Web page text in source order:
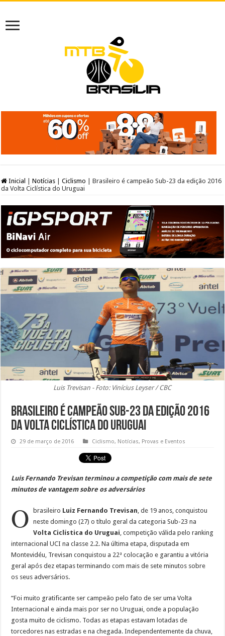
Inicial Notícias Ciclismo
Brasileiro é campeão Sub-23 da edição 2016
da Volta Ciclística do Uruguai
Luis Trevisan - Foto: Vinícius Leyser / CBC
Brasileiro é campeão Sub-23 da edição 2016
da Volta Ciclística do Uruguai
29 de março de 2016 Ciclismo, Notícias, Provas e Eventos
Luis Fernando Trevisan terminou a competição com mais de sete
minutos de vantagem sobre os adversários
O brasileiro Luiz Fernando Trevisan, de 19 anos, conquistou
neste domingo (27) o título geral da categoria Sub-23 na
Volta Ciclística do Uruguai, competição válida pelo ranking
internacional UCI na classe 2.2. Na última etapa, disputada em
Montevidéu, Trevisan conquistou a 22ª colocação e garantiu a vitória
geral após dez etapas terminando com mais de sete minutos sobre
os seus adversários.
“Foi muito gratificante ser campeão pelo fato de ser uma Volta
Internacional e ainda mais por ser no Uruguai, onde a população
gosta muito de ciclismo. Todas as etapas estavam lotadas de
torcedores nas estradas e na chegada. Independentemente da chuva,